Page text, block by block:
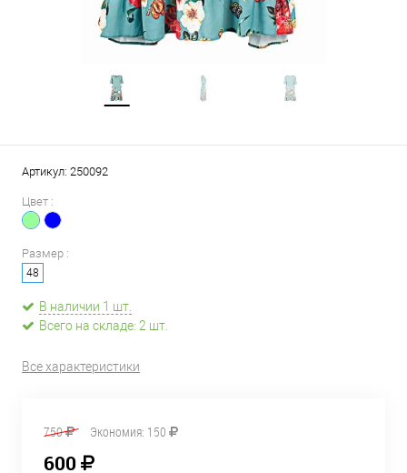
Артикул: 250092
Цвет :
Размер :
48
В наличии 1 шт.
Всего на складе: 2 шт.
Все характеристики
750 Экономия: 150
600